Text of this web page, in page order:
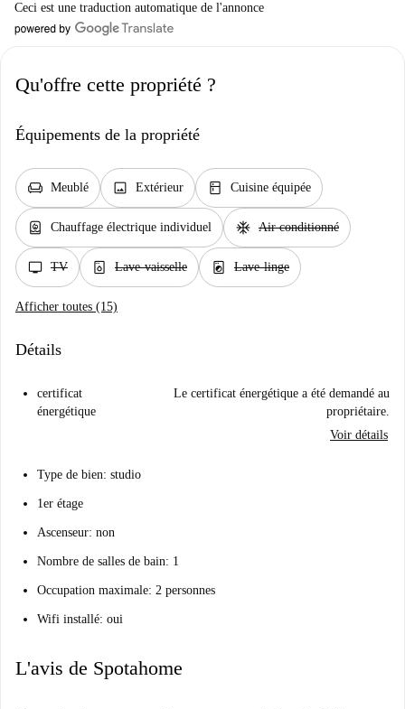
Ceci est une traduction automatique de l'annonce
Qu'offre cette propriété ?
Équipements de la propriété
chair Meublé image Extérieur kitchen Cuisine équipée
water_heater Chauffage électrique individuel ac_unit Air conditionné
tv TV dishwasher_gen Lave-vaisselle local_laundry_service Lave-linge
Afficher toutes (15)
Détails
certificat
énergétique
Le certificat énergétique a été demandé au
propriétaire.
Voir détails
Type de bien: studio
1er étage
Ascenseur: non
Nombre de salles de bain: 1
Occupation maximale: 2 personnes
Wifi installé: oui
L'avis de Spotahome